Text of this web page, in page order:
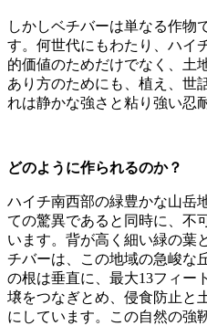
しかしベチバーは単なる作物
す。何世代にもわたり、ハイ
的価値のためだけでなく、土
あり方のためにも、植え、世
れは静かな強さと粘り強い忍
どのように作られるのか？
ハイチ南西部の緑豊かな山岳
ての驚異であると同時に、不
います。背が高く細い緑の葉
チバーは、この地域の急峻な
の根は垂直に、最大13フィー
壌をつなぎとめ、侵食防止と
にしています。この自然の強